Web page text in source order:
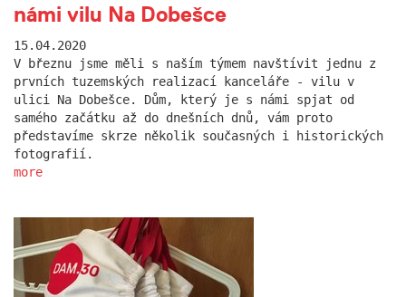
námi vilu Na Dobešce
15.04.2020
V březnu jsme měli s naším týmem navštívit jednu z
prvních tuzemských realizací kanceláře - vilu v
ulici Na Dobešce. Dům, který je s námi spjat od
samého začátku až do dnešních dnů, vám proto
představíme skrze několik současných i historických
fotografií.
more